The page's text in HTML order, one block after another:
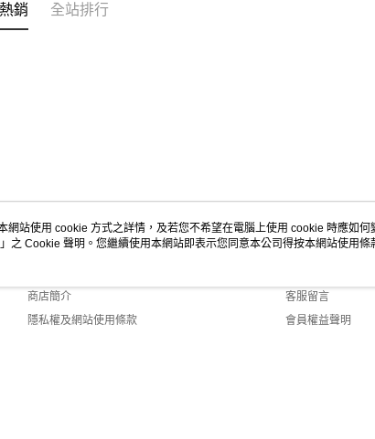
銷 全站排行
關於我們
商店簡介
隱私權及網站使用條款
客服資訊
客服留言
會員權益聲明
網站使用 cookie 方式之詳情，及若您不希望在電腦上使用 cookie 時應如何
」之 Cookie 聲明。您繼續使用本網站即表示您同意本公司得按本網站使用條